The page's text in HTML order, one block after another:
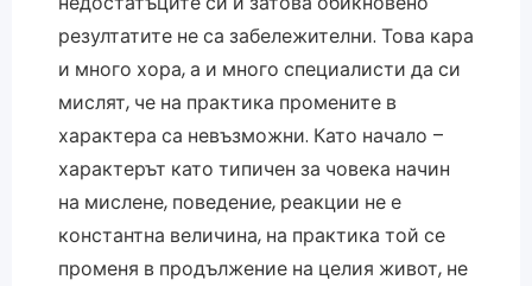
резултатите не са забележителни. Това кара
и много хора, а и много специалисти да си
мислят, че на практика промените в
характера са невъзможни. Като начало –
характерът като типичен за човека начин
на мислене, поведение, реакции не е
константна величина, на практика той се
променя в продължение на целия живот, не